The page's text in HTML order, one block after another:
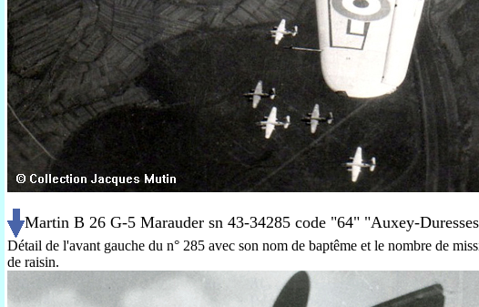
Martin B 26 G-5 Marauder sn 43-34285 code "64" "Auxey-
Détail de l'avant gauche du n° 285 avec son nom de baptême et le nombre de
de raisin.